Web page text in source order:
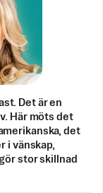
Det är en
Här möts det
det
i vänskap,
stor skillnad